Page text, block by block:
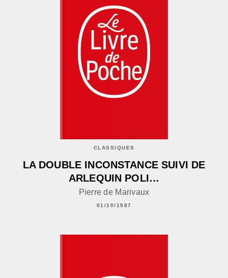
CLASSIQUES
LA DOUBLE INCONSTANCE SUIVI DE
ARLEQUIN POLI…
Pierre de Marivaux
01/10/1987